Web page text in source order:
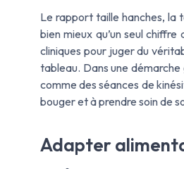
Le rapport taille hanches, la
bien mieux qu’un seul
cliniques pour juger du
tableau. Dans une
comme des séances de
bouger et à prendre soin de
Adapter